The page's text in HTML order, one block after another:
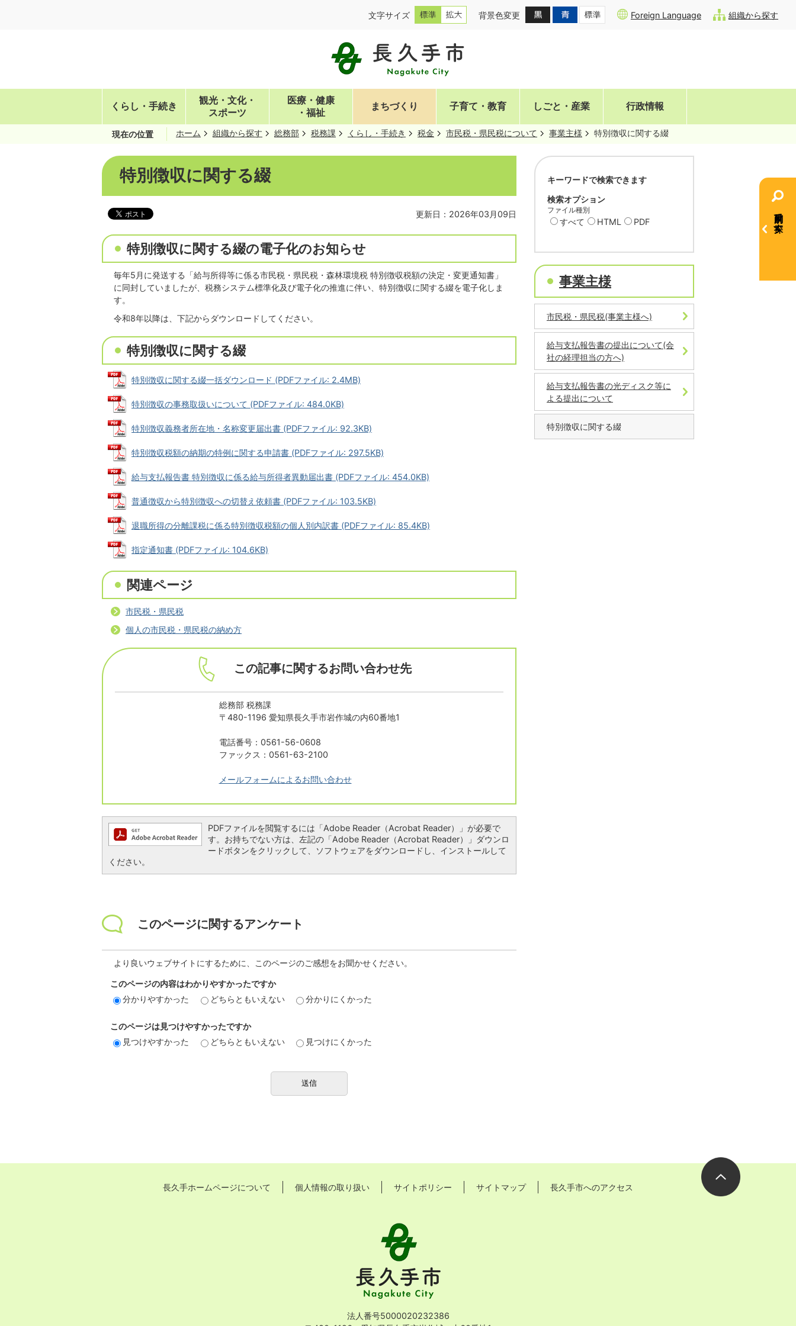
文字サイズ 背景色変更 Foreign Language 組織から探す
くらし・手続き
観光・文化・
スポーツ
医療・健康
・福祉
まちづくり 子育て・教育 しごと・産業 行政情報
目的別で探す
現在の位置 ホーム 組織から探す 総務部 税務課 くらし・手続き 税金 市民税・県民税について 事業主様 特別徴収に関する綴
特別徴収に関する綴
更新日：2026年03月09日
特別徴収に関する綴の電子化のお知らせ
毎年5月に発送する「給与所得等に係る市民税・県民税・森林環境税 特別徴収税額の決定・変更通知書」
に同封していましたが、税務システム標準化及び電子化の推進に伴い、特別徴収に関する綴を電子化しま
す。
令和8年以降は、下記からダウンロードしてください。
特別徴収に関する綴
特別徴収に関する綴一括ダウンロード (PDFファイル: 2.4MB)
特別徴収の事務取扱いについて (PDFファイル: 484.0KB)
特別徴収義務者所在地・名称変更届出書 (PDFファイル: 92.3KB)
特別徴収税額の納期の特例に関する申請書 (PDFファイル: 297.5KB)
給与支払報告書 特別徴収に係る給与所得者異動届出書 (PDFファイル: 454.0KB)
普通徴収から特別徴収への切替え依頼書 (PDFファイル: 103.5KB)
退職所得の分離課税に係る特別徴収税額の個人別内訳書 (PDFファイル: 85.4KB)
指定通知書 (PDFファイル: 104.6KB)
関連ページ
市民税・県民税
個人の市民税・県民税の納め方
この記事に関するお問い合わせ先
総務部 税務課
〒480-1196 愛知県長久手市岩作城の内60番地1
電話番号：0561-56-0608
ファックス：0561-63-2100
メールフォームによるお問い合わせ
PDFファイルを閲覧するには「Adobe Reader（Acrobat Reader）」が必要で
す。お持ちでない方は、左記の「Adobe Reader（Acrobat Reader）」ダウンロ
ードボタンをクリックして、ソフトウェアをダウンロードし、インストールして
ください。
このページに関するアンケート
より良いウェブサイトにするために、このページのご感想をお聞かせください。
このページの内容はわかりやすかったですか
分かりやすかった
どちらともいえない 分かりにくかった
このページは見つけやすかったですか
見つけやすかった
どちらともいえない 見つけにくかった
キーワードで検索できます
検索オプション
ファイル種別
すべて HTML PDF
事業主様
市民税・県民税(事業主様へ)
給与支払報告書の提出について(会
社の経理担当の方へ)
給与支払報告書の光ディスク等に
よる提出について
特別徴収に関する綴
長久手ホームページについて 個人情報の取り扱い サイトポリシー サイトマップ 長久手市へのアクセス
Nagakute
City
法人番号5000020232386